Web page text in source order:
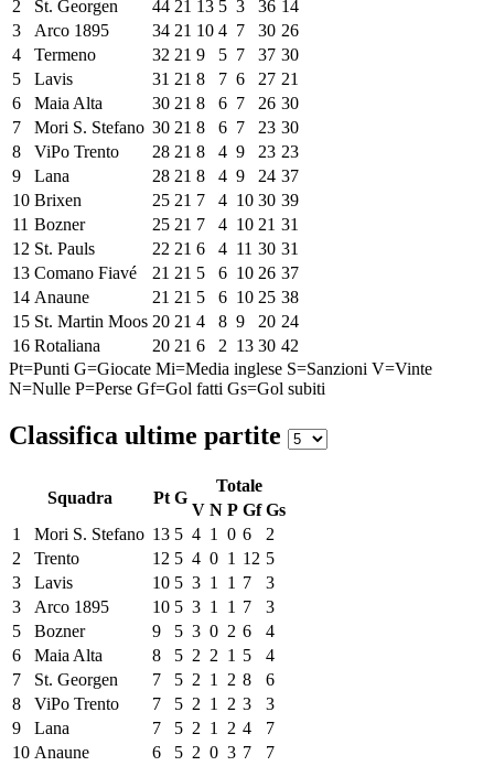
2 St. Georgen 44 21 13 5 3 36 14
3
Arco 1895 34 21 10 4 7 30 26
4
Termeno 32 21 9 5 7 37 30
5
Lavis 31 21 8 7 6 27 21
6
Maia Alta 30 21 8 6 7 26 30
7
Mori S. Stefano 30 21 8 6 7 23 30
8
ViPo Trento 28 21 8 4 9 23 23
9
Lana 28 21 8 4 9 24 37
10 Brixen 25 21 7 4 10 30 39
11 Bozner 25 21 7 4 10 21 31
12 St. Pauls 22 21 6 4 11 30 31
13 Comano Fiavé 21 21 5 6 10 26 37
14 Anaune 21 21 5 6 10 25 38
15 St. Martin Moos 20 21 4 8 9 20 24
16 Rotaliana 20 21 6 2 13 30 42
Pt=Punti G=Giocate Mi=Media inglese S=Sanzioni V=Vinte
N=Nulle P=Perse Gf=Gol fatti Gs=Gol subiti
Classifica ultime partite
Squadra Pt G
Totale
V N P Gf Gs
1
Mori S. Stefano 13 5 4 1 0 6
2
2
Trento 12 5 4 0 1 12 5
3
Lavis 10 5 3 1 1 7
3
3
Arco 1895 10 5 3 1 1 7
3
5
Bozner 9 5 3 0 2 6
4
6
Maia Alta 8 5 2 2 1 5
4
7
St. Georgen 7 5 2 1 2 8
6
8
ViPo Trento 7 5 2 1 2 3
3
9
Lana 7 5 2 1 2 4
7
10 Anaune 6 5 2 0 3 7
7